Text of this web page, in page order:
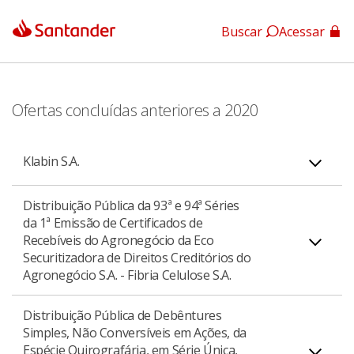
App Santander
App Santander Empresas
Buscar Acessar
Ofertas concluídas anteriores a 2020
Klabin S.A.
Anúncio de Encerramento de Distribuição Pública
da 105ª Série da 1ª Emissão de Certificados de
Recebíveis do Agronegócio da Eco Securitizadora
de Direitos Creditórios do Agronegócio S.A. -
Klabin S.A.
Distribuição Pública da 93ª e 94ª Séries
da 1ª Emissão de Certificados de
Recebíveis do Agronegócio da Eco
Securitizadora de Direitos Creditórios do
Agronegócio S.A. - Fibria Celulose S.A.
Distribuição Pública de Debêntures
Simples, Não Conversíveis em Ações, da
Espécie Quirografária, em Série Única,